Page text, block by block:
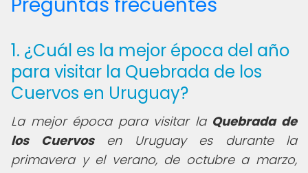
1. ¿Cuál es la mejor época del año
para visitar la Quebrada de los
Cuervos en Uruguay?
La mejor época para visitar la Quebrada de
los Cuervosen Uruguay es durante la
primavera y el verano, de octubre a marzo,